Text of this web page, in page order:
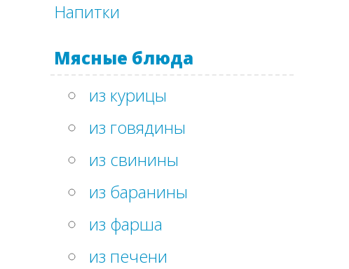
Напитки
Мясные блюда
из курицы
из говядины
из свинины
из баранины
из фарша
из печени